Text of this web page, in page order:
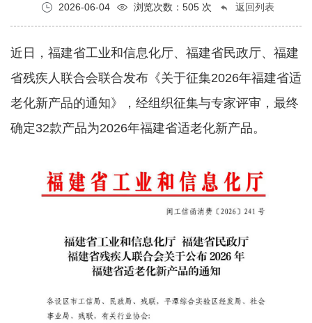
2026-06-04 浏览次数：505 次 返回列表
近日，福建省工业和信息化厅、福建省民政厅、福建
省残疾人联合会联合发布《关于征集2026年福建省适
老化新产品的通知》，经组织征集与专家评审，最终
确定32款产品为2026年福建省适老化新产品。